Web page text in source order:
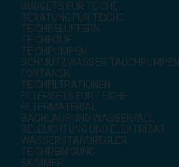
BUDGETS FÜR TEICHE
BERATUNG FÜR TEICHE
TEICHBELÜFTERN
TEICHFOLIE
TEICHPUMPEN
SCHMUTZWASSER TAUCHPUMPEN
FONTÄNEN
TEICHFILTRATIONEN
FILTERSETS FÜR TEICHE
FILTERMATERIAL
BACHLAUF UND WASSERFALL
BELEUCHTUNG UND ELEKTRIZAT
WASSERSTANDREGLER
TEICHREINIGUNG
SKIMMER